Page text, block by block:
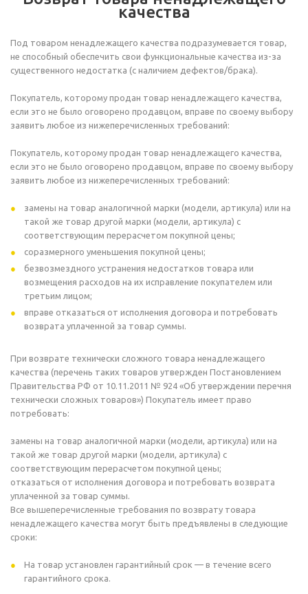
качества
Под товаром ненадлежащего качества подразумевается товар,
не способный обеспечить свои функциональные качества из-за
существенного недостатка (с наличием дефектов/брака).
Покупатель, которому продан товар ненадлежащего качества,
если это не было оговорено продавцом, вправе по своему выбору
заявить любое из нижеперечисленных требований:
Покупатель, которому продан товар ненадлежащего качества,
если это не было оговорено продавцом, вправе по своему выбору
заявить любое из нижеперечисленных требований:
замены на товар аналогичной марки (модели, артикула) или на
такой же товар другой марки (модели, артикула) с
соответствующим перерасчетом покупной цены;
соразмерного уменьшения покупной цены;
безвозмездного устранения недостатков товара или
возмещения расходов на их исправление покупателем или
третьим лицом;
вправе отказаться от исполнения договора и потребовать
возврата уплаченной за товар суммы.
При возврате технически сложного товара ненадлежащего
качества (перечень таких товаров утвержден Постановлением
Правительства РФ от 10.11.2011 № 924 «Об утверждении перечня
технически сложных товаров») Покупатель имеет право
потребовать:
замены на товар аналогичной марки (модели, артикула) или на
такой же товар другой марки (модели, артикула) с
соответствующим перерасчетом покупной цены;
отказаться от исполнения договора и потребовать возврата
уплаченной за товар суммы.
Все вышеперечисленные требования по возврату товара
ненадлежащего качества могут быть предъявлены в следующие
сроки:
На товар установлен гарантийный срок — в течение всего
гарантийного срока.